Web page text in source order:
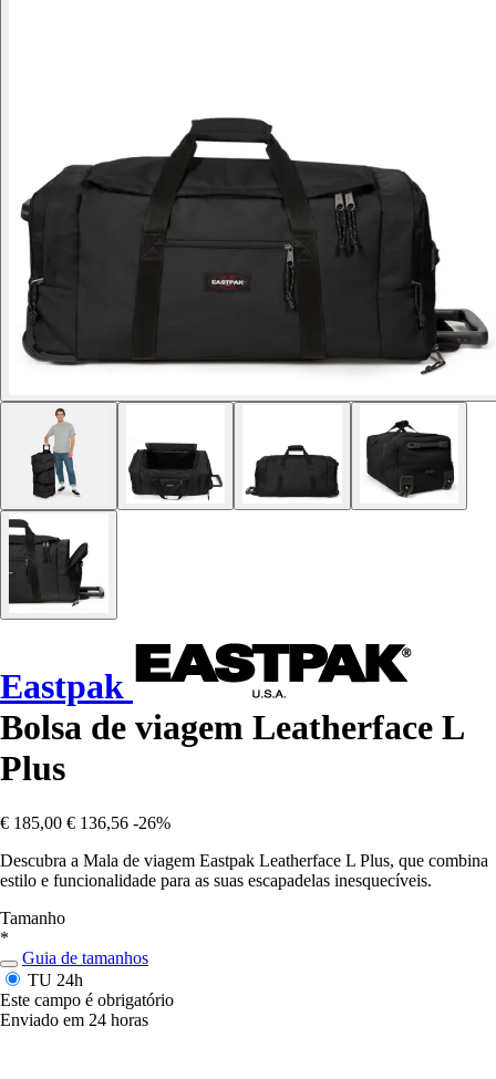
Eastpak
Bolsa de viagem Leatherface L
Plus
€ 185,00 € 136,56 -26%
Descubra a Mala de viagem Eastpak Leatherface L Plus, que combina
estilo e funcionalidade para as suas escapadelas inesquecíveis.
Tamanho
*
Guia de tamanhos
TU 24h
Este campo é obrigatório
Enviado em 24 horas